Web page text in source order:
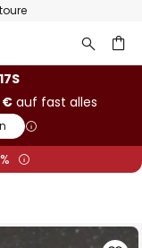
€auf fast alles